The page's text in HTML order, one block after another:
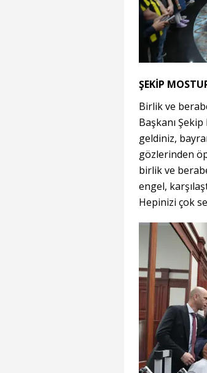
ŞEKİP
Birlik ve
Başkanı
geldiniz,
gözlerinden
birlik ve
engel,
Hepinizi çok